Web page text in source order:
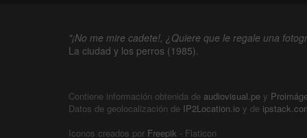
"¡No me mire cadete!, ¿Quiere que le regale una
La ciudad y los perros (1985).
Contiene información obtenida de audiovisual.pe y
Datos de geolocalización de IP2Location.io y de
Iconos creados por Freepik - Flaticon